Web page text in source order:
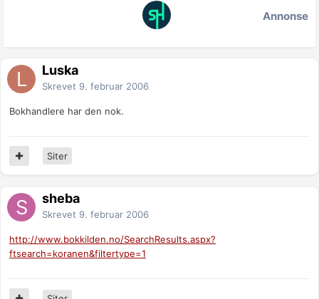
Annonse
Luska
Skrevet 9. februar 2006
Bokhandlere har den nok.
Siter
sheba
Skrevet 9. februar 2006
http://www.bokkilden.no/SearchResults.aspx?
ftsearch=koranen&filtertype=1